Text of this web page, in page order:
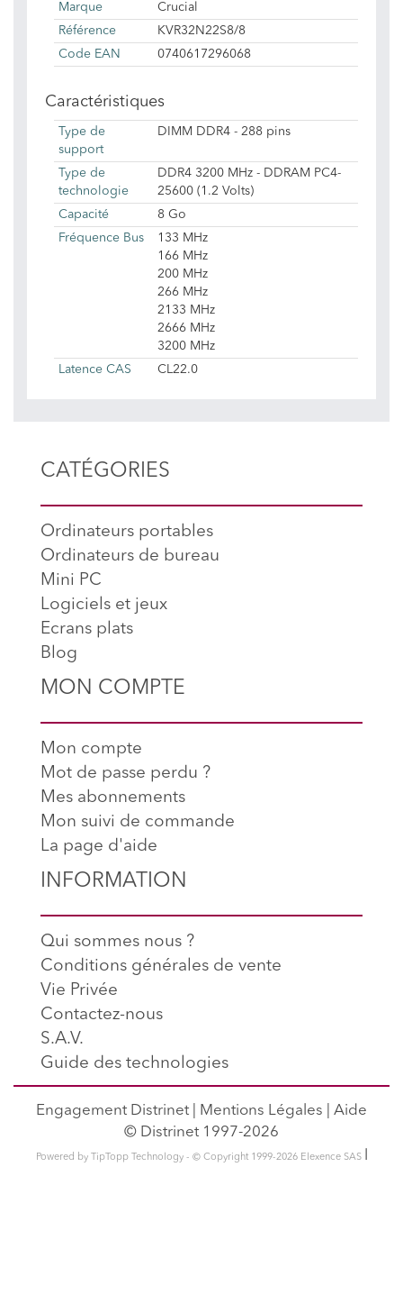
Marque
Crucial
Référence
KVR32N22S8/8
Code EAN
0740617296068
Caractéristiques
Type de
support
DIMM DDR4 - 288 pins
Type de
technologie
DDR4 3200 MHz - DDRAM PC4-
25600 (1.2 Volts)
Capacité
8 Go
Fréquence Bus
133 MHz
166 MHz
200 MHz
266 MHz
2133 MHz
2666 MHz
3200 MHz
Latence CAS
CL22.0
CATÉGORIES
Ordinateurs portables
Ordinateurs de bureau
Mini PC
Logiciels et jeux
Ecrans plats
Blog
MON COMPTE
Mon compte
Mot de passe perdu ?
Mes abonnements
Mon suivi de commande
La page d'aide
INFORMATION
Qui sommes nous ?
Conditions générales de vente
Vie Privée
Contactez-nous
S.A.V.
Guide des technologies
Engagement Distrinet Mentions Légales
Aide
© Distrinet 1997-2026
Powered by TipTopp Technology - © Copyright 1999-2026 Elexence SAS